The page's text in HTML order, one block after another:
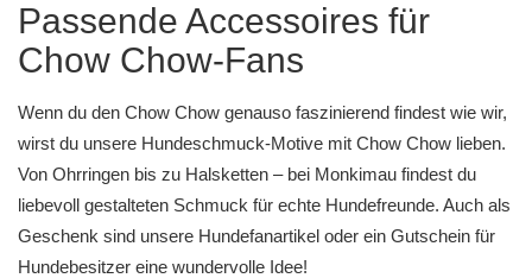
Passende Accessoires für
Chow Chow-Fans
Wenn du den Chow Chow genauso faszinierend findest wie wir,
wirst du unsere Hundeschmuck-Motive mit Chow Chow lieben.
Von Ohrringen bis zu Halsketten – bei Monkimau findest du
liebevoll gestalteten Schmuck für echte Hundefreunde. Auch als
Geschenk sind unsere Hundefanartikel oder ein Gutschein für
Hundebesitzer eine wundervolle Idee!